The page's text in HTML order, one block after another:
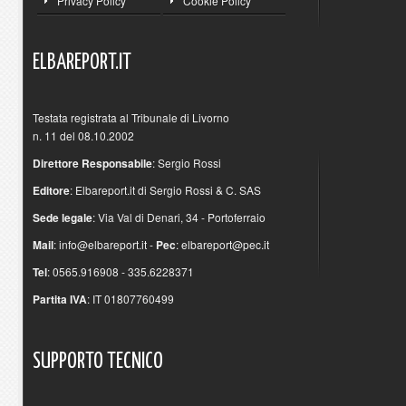
ELBAREPORT.IT
Testata registrata al Tribunale di Livorno
n. 11 del 08.10.2002
Direttore Responsabile: Sergio Rossi
Editore: Elbareport.it di Sergio Rossi & C. SAS
Sede legale: Via Val di Denari, 34 - Portoferraio
Mail:info@elbareport.it- Pec:elbareport@pec.it
Tel: 0565.916908 - 335.6228371
Partita IVA: IT 01807760499
SUPPORTO TECNICO